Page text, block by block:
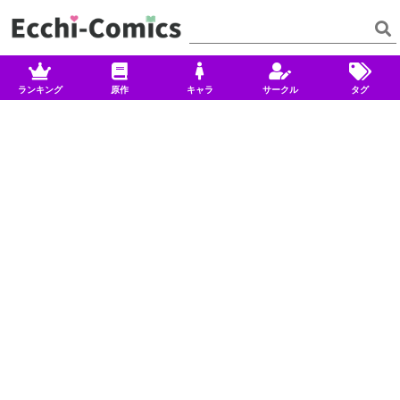
ランキング 原作 キャラ サークル タグ